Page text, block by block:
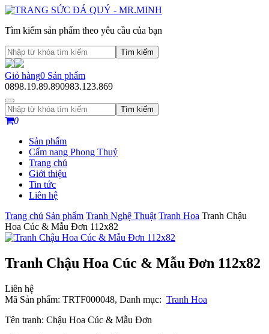
Tìm kiếm sản phẩm theo yêu cầu của bạn
Tìm kiếm
Giỏ hàng0 Sản phẩm
0898.19.89.890983.123.869
Tìm kiếm
0
Sản phẩm
Cẩm nang Phong Thuỷ
Trang chủ
Giới thiệu
Tin tức
Liên hệ
Trang chủ Sản phẩm Tranh Nghệ Thuật Tranh Hoa Tranh Chậu
Hoa Cúc & Mẫu Đơn 112x82
Tranh Chậu Hoa Cúc & Mẫu Đơn 112x82
Liên hệ
Mã Sản phẩm: TRTF000048, Danh mục: Tranh Hoa
Tên tranh: Chậu Hoa Cúc & Mẫu Đơn